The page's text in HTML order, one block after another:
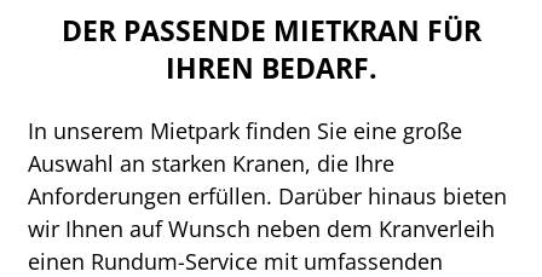
DER PASSENDE MIETKRAN FÜR
IHREN BEDARF.
In unserem Mietpark finden Sie eine große
Auswahl an starken Kranen, die Ihre
Anforderungen erfüllen. Darüber hinaus bieten
wir Ihnen auf Wunsch neben dem Kranverleih
einen Rundum-Service mit umfassenden